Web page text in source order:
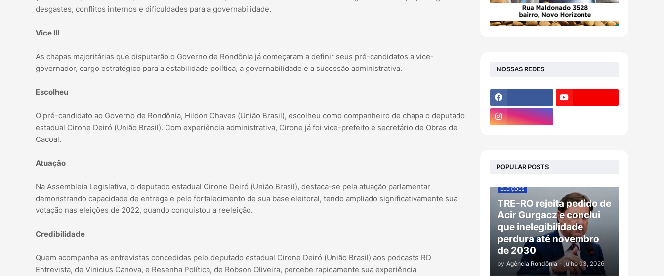
desgastes, conflitos internos e dificuldades para a governabilidade.
Vice III
As chapas majoritárias que disputarão o Governo de Rondônia já começaram a definir seus pré-candidatos a vice-
governador, cargo estratégico para a estabilidade política, a governabilidade e a sucessão administrativa.
Escolheu
O pré-candidato ao Governo de Rondônia, Hildon Chaves (União Brasil), escolheu como companheiro de chapa o deputado
estadual Cirone Deiró (União Brasil). Com experiência administrativa, Cirone já foi vice-prefeito e secretário de Obras de
Cacoal.
Atuação
Na Assembleia Legislativa, o deputado estadual Cirone Deiró (União Brasil), destaca-se pela atuação parlamentar
demonstrando capacidade de entrega e pelo fortalecimento de sua base eleitoral, tendo ampliado significativamente sua
votação nas eleições de 2022, quando conquistou a reeleição.
Credibilidade
Quem acompanha as entrevistas concedidas pelo deputado estadual Cirone Deiró (União Brasil) aos podcasts RD
Entrevista, de Vinicius Canova, e Resenha Política, de Robson Oliveira, percebe rapidamente sua experiência
NOSSAS REDES
POPULAR POSTS
ELEIÇÕES
TRE-RO rejeita pedido de
Acir Gurgacz e conclui
que inelegibilidade
perdura até novembro
de 2030
by Agência Rondônia - julho 03, 2026